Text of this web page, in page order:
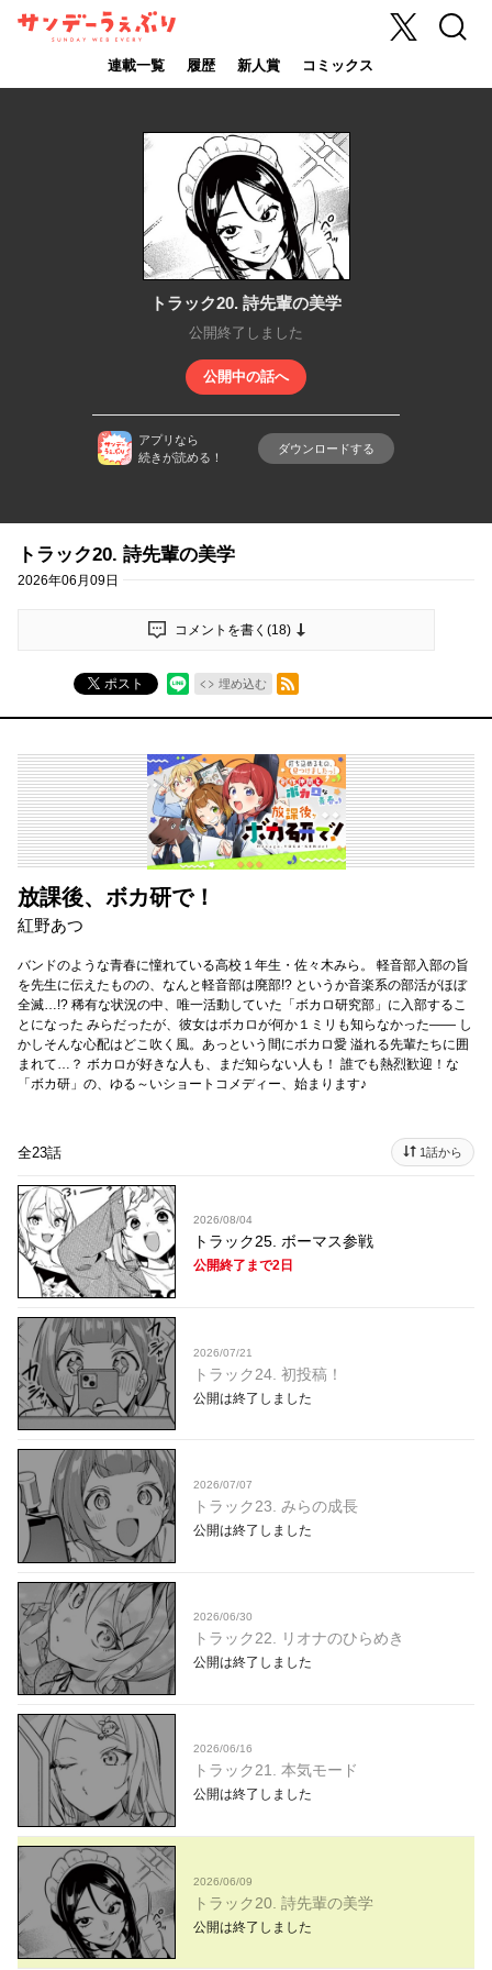
サンデーうぇ
連載一覧 履歴 新人賞 コミックス
X 検索
トラック20. 詩先輩の美学
公開終了しました
公開中の話へ
アプリなら
続きが読める！
ダウンロードする
トラック20. 詩先輩の美学
2026年06月09日
コメントを書く(18)
ポスト 埋め込む
RSSフィード
放課後、ボカ研で！
紅野あつ
バンドのような青春に憧れている高校１年生・佐々木みら。 軽音部入部の旨
を先生に伝えたものの、なんと軽音部は廃部!? というか音楽系の部活がほぼ
全滅…!? 稀有な状況の中、唯一活動していた「ボカロ研究部」に入部するこ
とになった みらだったが、彼女はボカロが何か１ミリも知らなかった―― し
かしそんな心配はどこ吹く風。あっという間にボカロ愛 溢れる先輩たちに囲
まれて…？ ボカロが好きな人も、まだ知らない人も！ 誰でも熱烈歓迎！な
「ボカ研」の、ゆる～いショートコメディー、始まります♪
全23話 1話から
2026/08/04
トラック25. ボーマス参戦
公開終了まで2日
2026/07/21
トラック24. 初投稿！
公開は終了しました
2026/07/07
トラック23. みらの成長
公開は終了しました
2026/06/30
トラック22. リオナのひらめき
公開は終了しました
2026/06/16
トラック21. 本気モード
公開は終了しました
2026/06/09
トラック20. 詩先輩の美学
公開は終了しました